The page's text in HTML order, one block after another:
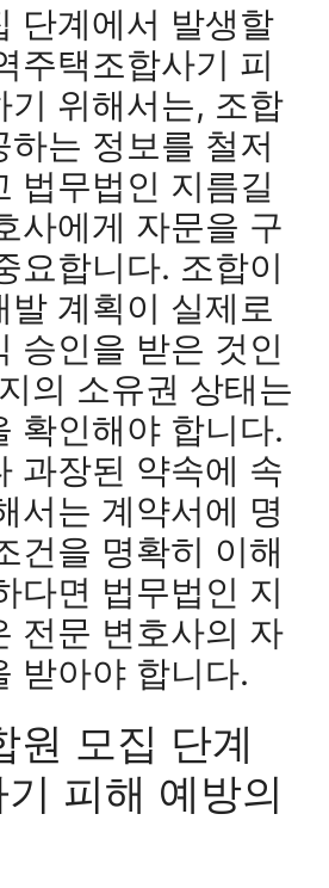
단계에서 발생할
주택조합사기 피
기 위해서는, 조합
하는 정보를 철저
법무법인 지름길
사에게 자문을 구
요합니다. 조합이
계획이 실제로
승인을 받은 것인
의 소유권 상태는
확인해야 합니다.
과장된 약속에 속
서는 계약서에 명
건을 명확히 이해
다면 법무법인 지
전문 변호사의 자
받아야 합니다.
원 모집 단계
피해 예방의